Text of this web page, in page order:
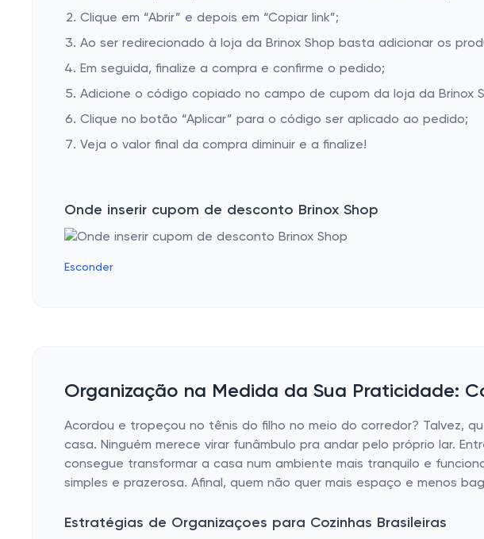
Clique em “Abrir” e depois em “Copiar link”;
Ao ser redirecionado à loja da Brinox Shop basta adicionar os
Em seguida, finalize a compra e confirme o pedido;
Adicione o código copiado no campo de cupom da loja da Brinox
Clique no botão “Aplicar” para o código ser aplicado ao pedido;
Veja o valor final da compra diminuir e a finalize!
Onde inserir cupom de desconto Brinox Shop
Esconder
Organização na Medida da Sua Praticidade:
Acordou e tropeçou no tênis do filho no meio do corredor? Talvez,
casa. Ninguém merece virar funâmbulo pra andar pelo próprio lar.
consegue transformar a casa num ambiente mais tranquilo e
simples e prazerosa. Afinal, quem não quer mais espaço e menos
Estratégias de Organizaçoes para Cozinhas Brasileiras